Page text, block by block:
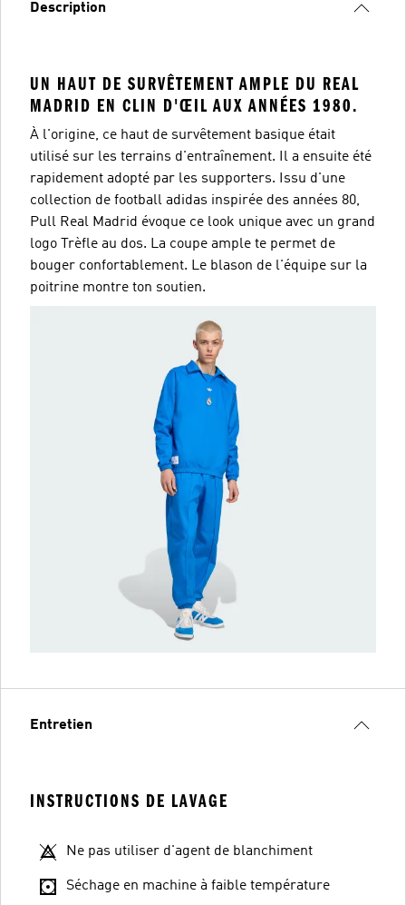
Description
UN HAUT DE SURVÊTEMENT AMPLE DU REAL
MADRID EN CLIN D'ŒIL AUX ANNÉES 1980.
À l'origine, ce haut de survêtement basique était
utilisé sur les terrains d'entraînement. Il a ensuite été
rapidement adopté par les supporters. Issu d'une
collection de football adidas inspirée des années 80,
Pull Real Madrid évoque ce look unique avec un grand
logo Trèfle au dos. La coupe ample te permet de
bouger confortablement. Le blason de l'équipe sur la
poitrine montre ton soutien.
Entretien
INSTRUCTIONS DE LAVAGE
Ne pas utiliser d'agent de blanchiment
Séchage en machine à faible température